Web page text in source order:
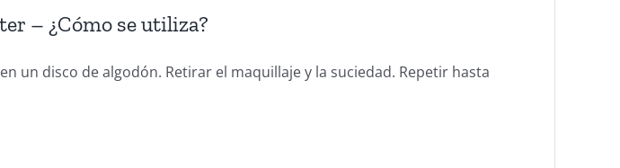
– ¿Cómo se utiliza?
un disco de algodón. Retirar el maquillaje y la suciedad. Repetir hasta